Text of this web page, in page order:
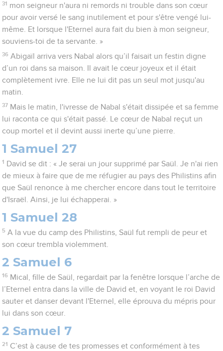
31 mon seigneur n'aura ni remords ni trouble dans son cœur
pour avoir versé le sang inutilement et pour s'être vengé lui-
même. Et lorsque l'Eternel aura fait du bien à mon seigneur,
souviens-toi de ta servante. »
36 Abigaïl arriva vers Nabal alors qu’il faisait un festin digne
d’un roi dans sa maison. Il avait le cœur joyeux et il était
complètement ivre. Elle ne lui dit pas un seul mot jusqu'au
matin.
37 Mais le matin, l'ivresse de Nabal s'était dissipée et sa femme
lui raconta ce qui s'était passé. Le cœur de Nabal reçut un
coup mortel et il devint aussi inerte qu’une pierre.
1 Samuel 27
1 David se dit : « Je serai un jour supprimé par Saül. Je n'ai rien
de mieux à faire que de me réfugier au pays des Philistins afin
que Saül renonce à me chercher encore dans tout le territoire
d'Israël. Ainsi, je lui échapperai. »
1 Samuel 28
5 A la vue du camp des Philistins, Saül fut rempli de peur et
son cœur trembla violemment.
2 Samuel 6
16 Mical, fille de Saül, regardait par la fenêtre lorsque l’arche de
l’Eternel entra dans la ville de David et, en voyant le roi David
sauter et danser devant l'Eternel, elle éprouva du mépris pour
lui dans son cœur.
2 Samuel 7
21 C’est à cause de tes promesses et conformément à tes